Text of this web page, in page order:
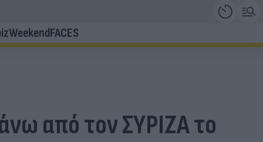
WeekendFACES
από τον ΣΥΡΙΖΑ το